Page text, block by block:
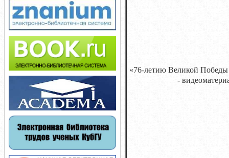
«76-летию Великой
-